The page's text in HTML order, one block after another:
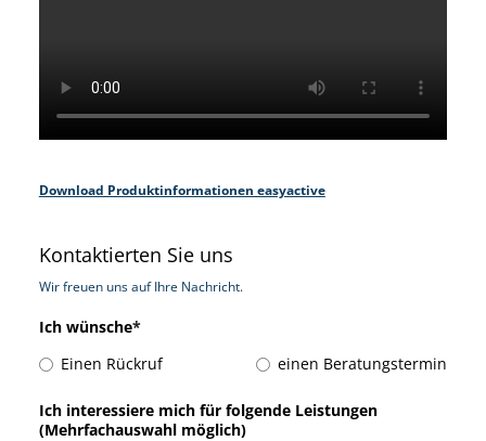
Download Produktinformationen easyactive
Kontaktierten Sie uns
Wir freuen uns auf Ihre Nachricht.
Ich wünsche*
Einen Rückruf
einen Beratungstermin
Ich interessiere mich für folgende Leistungen
(Mehrfachauswahl möglich)